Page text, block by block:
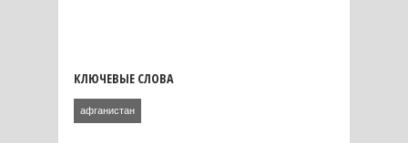
КЛЮЧЕВЫЕ СЛОВА
афганистан